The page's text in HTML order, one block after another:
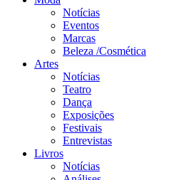
Notícias
Eventos
Marcas
Beleza /Cosmética
Artes
Notícias
Teatro
Dança
Exposições
Festivais
Entrevistas
Livros
Notícias